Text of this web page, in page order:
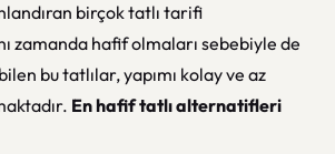
birçok tatlı tarifi
zamanda hafif olmaları sebebiyle de
bu tatlılar, yapımı kolay ve az
En hafif tatlı alternatifleri